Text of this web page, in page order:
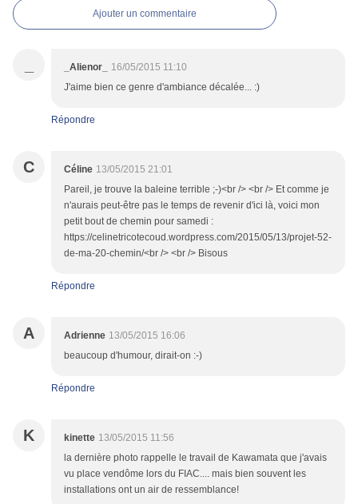
Ajouter un commentaire
_Alienor_
16/05/2015 11:10
J'aime bien ce genre d'ambiance décalée... :)
Répondre
C Céline 13/05/2015 21:01
Pareil, je trouve la baleine terrible ;-)<br /> <br /> Et comme je
n'aurais peut-être pas le temps de revenir d'ici là, voici mon
petit bout de chemin pour samedi :
https://celinetricotecoud.wordpress.com/2015/05/13/projet-52-
de-ma-20-chemin/<br /> <br /> Bisous
Répondre
A Adrienne 13/05/2015 16:06
beaucoup d'humour, dirait-on :-)
Répondre
K kinette 13/05/2015 11:56
la dernière photo rappelle le travail de Kawamata que j'avais
vu place vendôme lors du FIAC.... mais bien souvent les
installations ont un air de ressemblance!